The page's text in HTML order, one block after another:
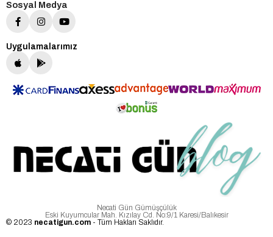
Sosyal Medya
Uygulamalarımız
Necati Gün Gümüşçülük
Eski Kuyumcular Mah. Kızılay Cd. No:9/1 Karesi/Balıkesir
© 2023 necatigun.com - Tüm Hakları Saklıdır.